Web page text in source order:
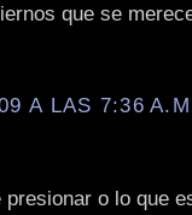
que se
A LAS 7:36
o lo que